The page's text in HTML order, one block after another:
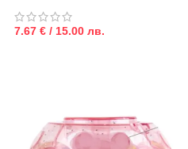
7.67 € / 15.00 лв.